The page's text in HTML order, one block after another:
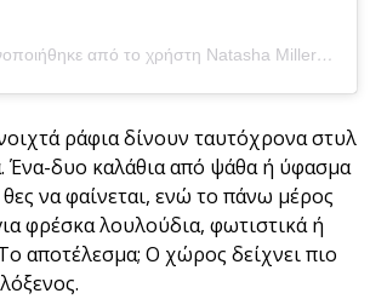
Η δημοσίευση κοινοποιήθηκε από το χρήστη Natasha Miller (@our_kentish_barn)
ράφια δίνουν ταυτόχρονα στυλ
Ένα-δυο καλάθια από ψάθα ή ύφασμα
να φαίνεται, ενώ το πάνω μέρος
φρέσκα λουλούδια, φωτιστικά ή
αποτέλεσμα; Ο χώρος δείχνει πιο